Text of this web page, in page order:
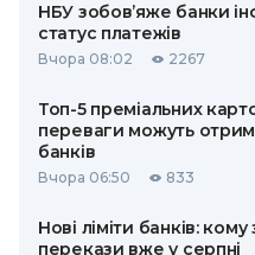
НБУ зобов’яже банки
статус платежів
Вчора 08:02 2267
Топ-5 преміальних
переваги можуть
банків
Вчора 06:50 833
Нові ліміти банків:
перекази вже у серпні